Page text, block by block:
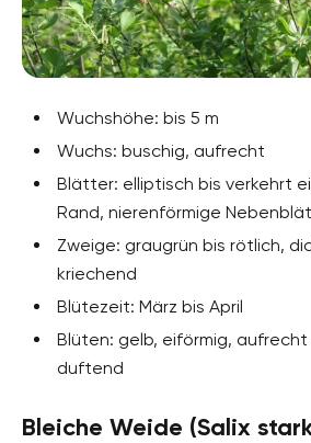
Wuchshöhe: bis 5 m
Wuchs: buschig, aufrecht
Blätter: elliptisch bis verkehrt
Rand, nierenförmige
Zweige: graugrün bis rötlich,
kriechend
Blütezeit: März bis April
Blüten: gelb, eiförmig,
duftend
Bleiche Weide (Salix